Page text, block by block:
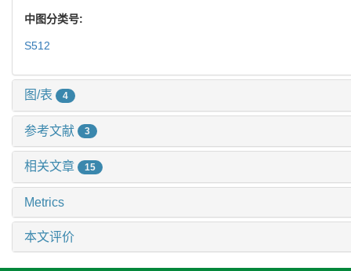
中图分类号:
S512
图/表 4
参考文献 3
相关文章 15
Metrics
本文评价